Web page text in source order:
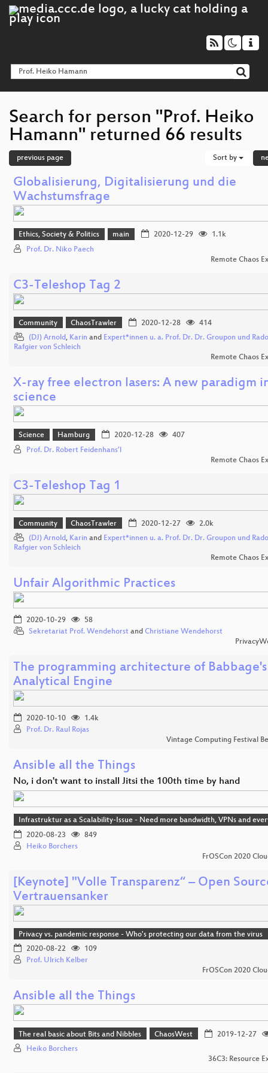
Search for person "Prof. Heiko
Hamann" returned 66 results
previous page Sort by
Globalisierung, Digitalisierung und die
Wachstumsfrage
Ethics, Society & Politics main 2020-12-29
1.1k
Prof. Dr. Niko Paech
Remote Chaos
C3-Teleshop Tag 2
Community ChaosTrawler 2020-12-28
414
(DJ) Arnold, Karin and Expert*innen u. a. Prof. Dr. Dr. Groupon und
Rafgier von Schleich
Remote Chaos
X-ray free electron lasers: A new paradigm
science
Science Hamburg 2020-12-28
407
Prof. Dr. Robert Feidenhans’l
Remote Chaos
C3-Teleshop Tag 1
Community ChaosTrawler 2020-12-27
2.0k
(DJ) Arnold, Karin and Expert*innen u. a. Prof. Dr. Dr. Groupon und
Rafgier von Schleich
Remote Chaos
Unfair Algorithmic Practices
2020-10-29
58
Sekretariat Prof. Wendehorst and Christiane Wendehorst
The programming architecture of Babbage's
Analytical Engine
2020-10-10
1.4k
Prof. Dr. Raul Rojas
Vintage Computing Festival
Ansible all the Things
No, i don't want to install Jitsi the 100th time by hand
Infrastruktur as a Scalability-Issue - Need more bandwidth, VPNs and
2020-08-23
849
Heiko Borchers
FrOSCon 2020
[Keynote] "Volle Transparenz“ – Open
Vertrauensanker
Privacy vs. pandemic response - Who's protecting our data from the virus
2020-08-22
109
Prof. Ulrich Kelber
FrOSCon 2020
Ansible all the Things
The real basic about Bits and Nibbles ChaosWest
2019-12-27
Heiko Borchers
36C3: Resource